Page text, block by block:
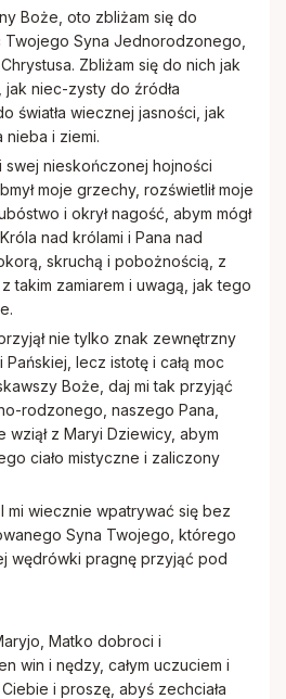
Boże, oto zbliżam się do
Twojego Syna Jednorodzonego,
Zbliżam się do nich jak
niec-zysty do źródła
światła wiecznej jasności, jak
nieba i ziemi.
swej nieskończonej hojności
moje grzechy, rozświetlił moje
i okrył nagość, abym mógł
nad królami i Pana nad
skruchą i pobożnością, z
takim zamiarem i uwagą, jak tego
nie tylko znak zewnętrzny
Pańskiej, lecz istotę i całą moc
Boże, daj mi tak przyjąć
rodzonego, naszego Pana,
wziął z Maryi Dziewicy, abym
ciało mistyczne i zaliczony
mi wiecznie wpatrywać się bez
Syna Twojego, którego
wędrówki pragnę przyjąć pod
Matko dobroci i
win i nędzy, całym uczuciem i
i proszę, abyś zechciała